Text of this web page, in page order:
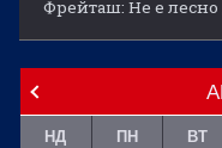
Фрейташ: Не е
НД ПН ВТ